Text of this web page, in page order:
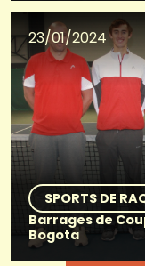
23/01/2024
SPORTS DE
Barrages de
Bogota